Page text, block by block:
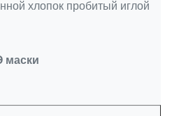
хлопок пробитый иглой
маски